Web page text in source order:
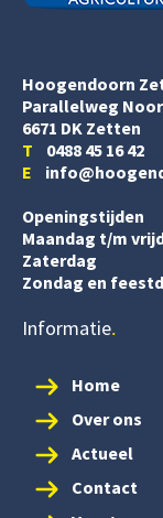
Hoogendoorn
Parallelweg
6671 DK Zetten
T 0488 45 16 42
E
Openingstijden
Maandag t/m
Zaterdag
Zondag en
Informatie
Home
Over ons
Actueel
Contact